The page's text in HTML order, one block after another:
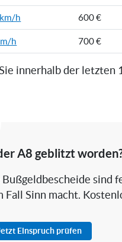
h 600 €
h 700 €
innerhalb der letzten
A8 geblitzt
sind
Fall Sinn macht.
Einspruch prüfen